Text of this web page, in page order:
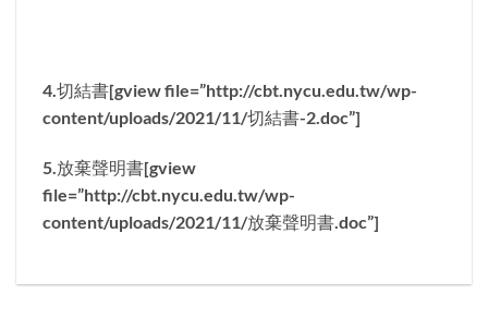
4.切結書[gview file=”http://cbt.nycu.edu.tw/wp-
content/uploads/2021/11/切結書-2.doc”]
5.放棄聲明書[gview
file=”http://cbt.nycu.edu.tw/wp-
content/uploads/2021/11/放棄聲明書.doc”]